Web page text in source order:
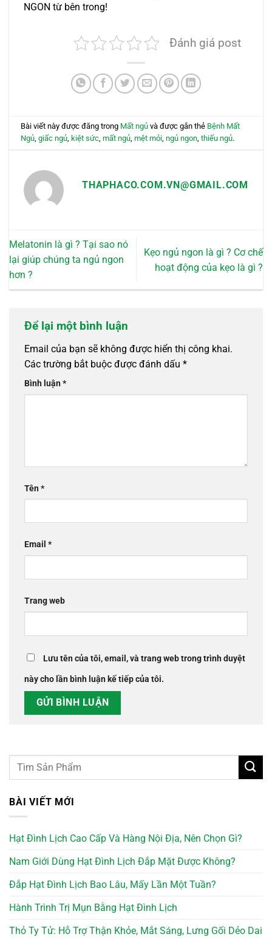
NGON từ bên trong!
Đánh giá post
Bài viết này được đăng trong Mất ngủ và được gắn thẻ Bệnh Mất
Ngủ,giấc ngủ, kiệt sức,mất ngủ,mệt mỏi,ngủ ngon,thiếu ngủ.
THAPHACO.COM.VN@GMAIL.COM
Melatonin là gì ? Tại sao nó
lại giúp chúng ta ngủ ngon
hơn ?
Kẹo ngủ ngon là gì ? Cơ chế
hoạt động của kẹo là gì ?
Để lại một bình luận
Email của bạn sẽ không được hiển thị công khai.
Các trường bắt buộc được đánh dấu *
Bình luận*
Tên*
Email *
Trang web
Lưu tên của tôi, email, và trang web trong trình duyệt
này cho lần bình luận kế tiếp của tôi.
BÀI VIẾT MỚI
Hạt Đình Lịch Cao Cấp Và Hàng Nội Địa, Nên Chọn Gì?
Nam Giới Dùng Hạt Đình Lịch Đắp Mặt Được Không?
Đắp Hạt Đình Lịch Bao Lâu, Mấy Lần Một Tuần?
Hành Trình Trị Mụn Bằng Hạt Đình Lịch
Thỏ Ty Tử: Hỗ Trợ Thận Khỏe, Mắt Sáng, Lưng Gối Dẻo Dai